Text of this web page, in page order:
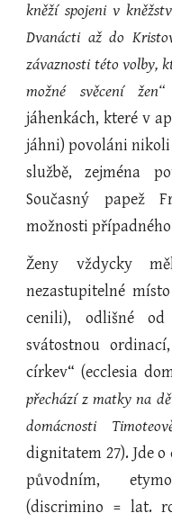
kněží spojeni v
Dvanácti až do
závaznosti této volby,
možné svěcení žen“
jáhenkách, které v
jáhni) povoláni
službě, zejména
Současný papež
možnosti
Ženy vždycky
nezastupitelné
cenili), odlišné
svátostnou
církev“ (ecclesia
přechází z matky na
domácnosti
dignitatem 27). Jde
původním,
(discrimino = lat.